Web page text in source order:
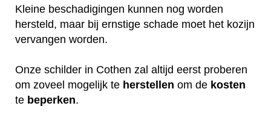
Kleine beschadigingen kunnen nog worden
hersteld, maar bij ernstige schade moet het kozijn
vervangen worden.
Onze schilder in Cothen zal altijd eerst proberen
om zoveel mogelijk te herstellen om de kosten
te beperken.